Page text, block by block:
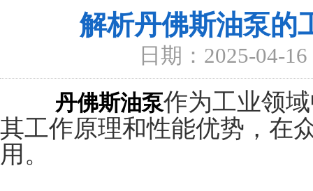
解析丹佛斯油泵的
日期：2025-04-16
丹佛斯油泵作为工业领
其工作原理和性能优势，在
用。